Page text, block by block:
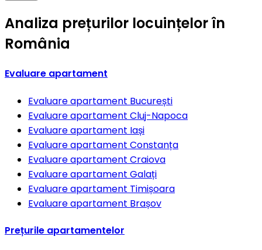
Analiza prețurilor locuințelor în
România
Evaluare apartament
Evaluare apartament București
Evaluare apartament Cluj-Napoca
Evaluare apartament Iași
Evaluare apartament Constanța
Evaluare apartament Craiova
Evaluare apartament Galați
Evaluare apartament Timișoara
Evaluare apartament Brașov
Prețurile apartamentelor